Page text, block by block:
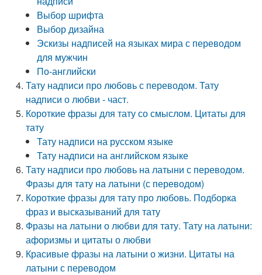
Выбор шрифта
Выбор дизайна
Эскизы надписей на языках мира с переводом
для мужчин
По-английски
Тату надписи про любовь с переводом. Тату
надписи о любви - част.
Короткие фразы для тату со смыслом. Цитаты для
тату
Тату надписи на русском языке
Тату надписи на английском языке
Тату надписи про любовь на латыни с переводом.
Фразы для тату на латыни (с переводом)
Короткие фразы для тату про любовь. Подборка
фраз и высказываний для тату
Фразы на латыни о любви для тату. Тату на латыни:
афоризмы и цитаты о любви
Красивые фразы на латыни о жизни. Цитаты на
латыни с переводом